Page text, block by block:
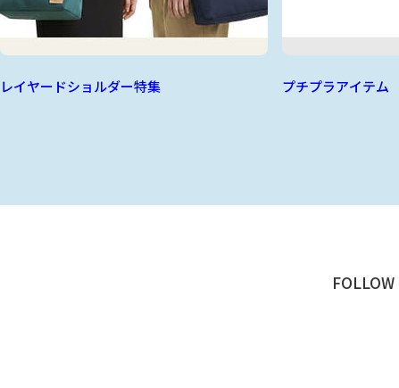
レイヤードショルダー特集 プチプラアイテム
FOLLOW